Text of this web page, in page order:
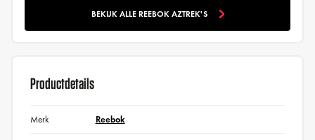
BEKIJK ALLE REEBOK AZTREK'S
Productdetails
Merk Reebok